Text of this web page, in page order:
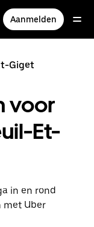
Aanmelden
Giget
voor
Et-
in en rond
met Uber